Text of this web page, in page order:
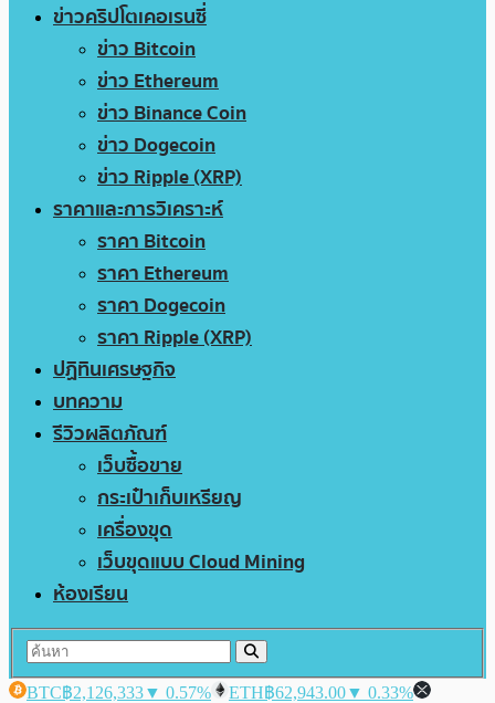
ข่าวคริปโตเคอเรนซี่
ข่าว Bitcoin
ข่าว Ethereum
ข่าว Binance Coin
ข่าว Dogecoin
ข่าว Ripple (XRP)
ราคาและการวิเคราะห์
ราคา Bitcoin
ราคา Ethereum
ราคา Dogecoin
ราคา Ripple (XRP)
ปฏิทินเศรษฐกิจ
บทความ
รีวิวผลิตภัณฑ์
เว็บซื้อขาย
กระเป๋าเก็บเหรียญ
เครื่องขุด
เว็บขุดแบบ Cloud Mining
ห้องเรียน
BTC฿2,126,333▼ 0.57% ETH฿62,943.00▼ 0.33%